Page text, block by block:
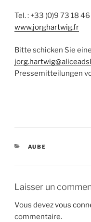
Tel. : +33 (0)9 73 18
www.jorghartwig.fr
Bitte schicken Sie
Pressemitteilungen
CATÉGORIES
AUBE
Laisser un
Vous devezvous
commentaire.